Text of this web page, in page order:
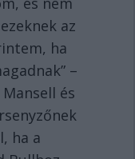
az
ha
–
és
ha a